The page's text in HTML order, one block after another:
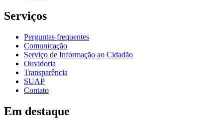
Serviços
Perguntas frequentes
Comunicação
Serviço de Informação ao Cidadão
Ouvidoria
Transparência
SUAP
Contato
Em destaque